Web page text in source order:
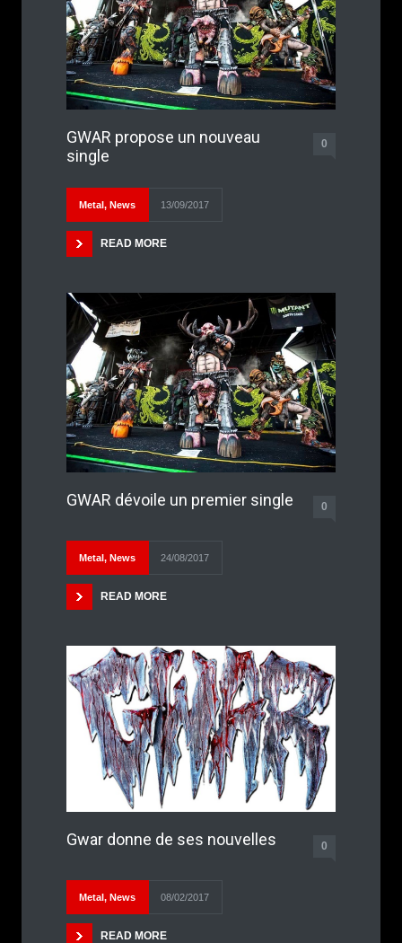
GWAR propose un nouveau
single
0
Metal , News 13/09/2017
READ MORE
GWAR dévoile un premier single 0
Metal , News 24/08/2017
READ MORE
Gwar donne de ses nouvelles 0
Metal, News 08/02/2017
READ MORE